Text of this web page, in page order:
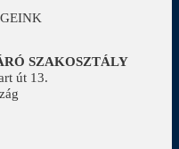
SZAKOSZTÁLY
út 13.